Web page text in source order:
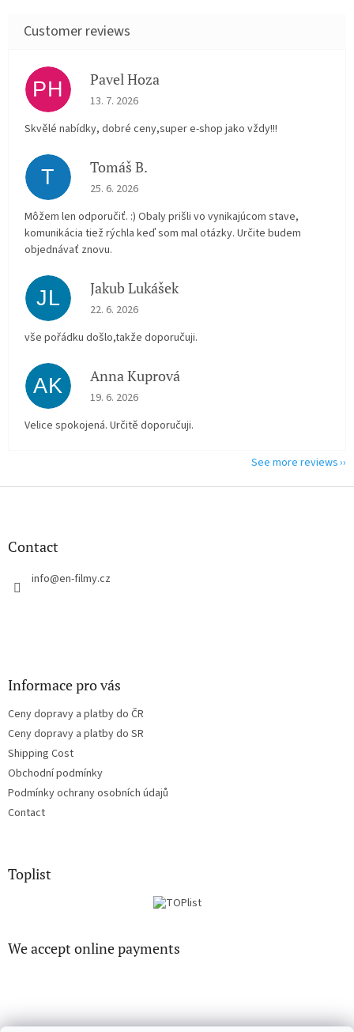
PH Pavel Hoza
The store rating is 5 out of 5 stars.
13. 7. 2026
Skvělé nabídky, dobré ceny,super e-shop jako vždy!!!
T Tomáš B.
The store rating is 5 out of 5 stars.
25. 6. 2026
Môžem len odporučiť. :) Obaly prišli vo vynikajúcom stave,
komunikácia tiež rýchla keď som mal otázky. Určite budem
objednávať znovu.
JL Jakub Lukášek
The store rating is 5 out of 5 stars.
22. 6. 2026
vše pořádku došlo,takže doporučuji.
AK Anna Kuprová
The store rating is 5 out of 5 stars.
19. 6. 2026
Velice spokojená. Určitě doporučuji.
See more reviews
F
Contact
info@en-filmy.cz
Informace pro vás
Ceny dopravy a platby do ČR
Ceny dopravy a platby do SR
Shipping Cost
Obchodní podmínky
Podmínky ochrany osobních údajů
Contact
Toplist
We accept online payments